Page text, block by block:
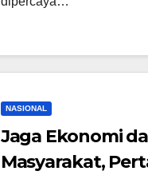
NASIONAL
Jaga Ekonomi
Masyarakat,